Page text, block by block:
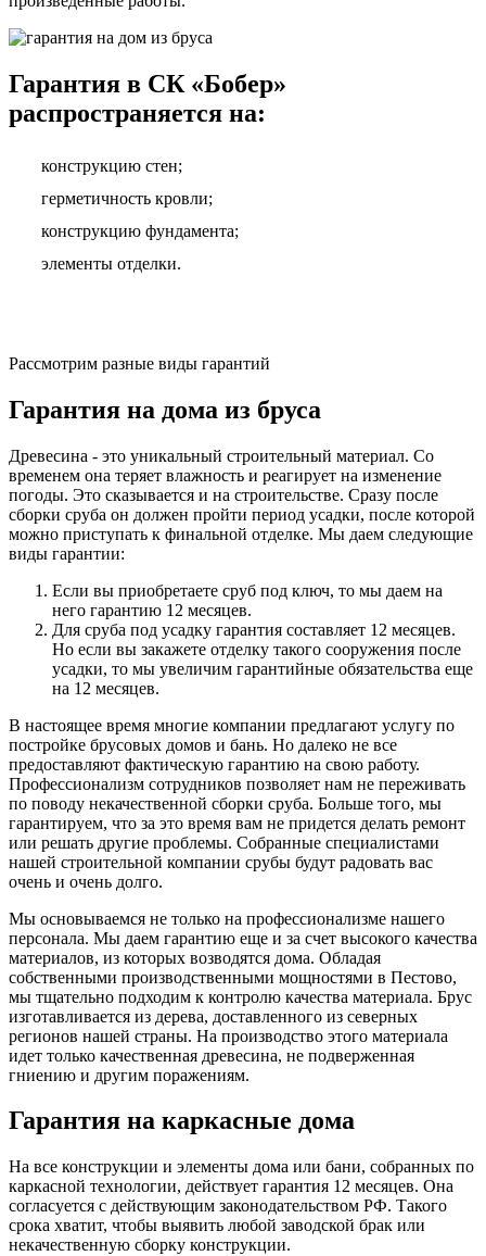
Гарантия в СК «Бобер»
распространяется на:
конструкцию стен;
герметичность кровли;
конструкцию фундамента;
элементы отделки.
Рассмотрим разные виды гарантий
Гарантия на дома из бруса
Древесина - это уникальный строительный материал. Со
временем она теряет влажность и реагирует на изменение
погоды. Это сказывается и на строительстве. Сразу после
сборки сруба он должен пройти период усадки, после которой
можно приступать к финальной отделке. Мы даем следующие
виды гарантии:
Если вы приобретаете сруб под ключ, то мы даем на
него гарантию 12 месяцев.
Для сруба под усадку гарантия составляет 12 месяцев.
Но если вы закажете отделку такого сооружения после
усадки, то мы увеличим гарантийные обязательства еще
на 12 месяцев.
В настоящее время многие компании предлагают услугу по
постройке брусовых домов и бань. Но далеко не все
предоставляют фактическую гарантию на свою работу.
Профессионализм сотрудников позволяет нам не переживать
по поводу некачественной сборки сруба. Больше того, мы
гарантируем, что за это время вам не придется делать ремонт
или решать другие проблемы. Собранные специалистами
нашей строительной компании срубы будут радовать вас
очень и очень долго.
Мы основываемся не только на профессионализме нашего
персонала. Мы даем гарантию еще и за счет высокого качества
материалов, из которых возводятся дома. Обладая
собственными производственными мощностями в Пестово,
мы тщательно подходим к контролю качества материала. Брус
изготавливается из дерева, доставленного из северных
регионов нашей страны. На производство этого материала
идет только качественная древесина, не подверженная
гниению и другим поражениям.
Гарантия на каркасные дома
На все конструкции и элементы дома или бани, собранных по
каркасной технологии, действует гарантия 12 месяцев. Она
согласуется с действующим законодательством РФ. Такого
срока хватит, чтобы выявить любой заводской брак или
некачественную сборку конструкции.